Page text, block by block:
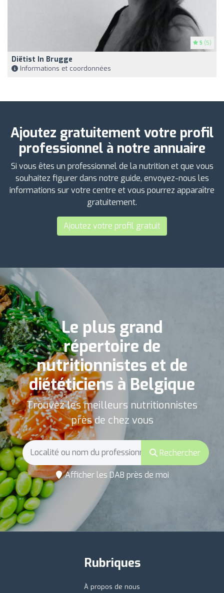
5 (5)
Diëtist In Brugge
Informations et coordonnées
Ajoutez gratuitement votre profil
professionnel à notre annuaire
Si vous êtes un professionnel de la nutrition et que vous
souhaitez figurer dans notre guide, envoyez-nous les
informations sur votre centre et vous pourrez apparaître
gratuitement.
Ajoutez votre profil gratuit
Le plus grand
répertoire de
nutritionnistes et de
diététiciens à Belgique
Trouvez les meilleurs nutritionnistes
près de chez vous
Rechercher
Afficher les DAB près de moi
Rubriques
À propos de nous